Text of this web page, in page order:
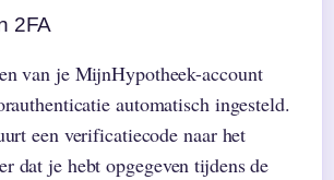
2FA
van je MijnHypotheek-account
automatisch ingesteld.
een verificatiecode naar het
dat je hebt opgegeven tijdens de